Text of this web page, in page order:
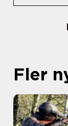
Fler